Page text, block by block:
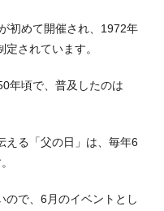
初めて開催され、1972年
されています。
年頃で、普及したのは
える「父の日」は、毎年6
ので、6月のイベントとし